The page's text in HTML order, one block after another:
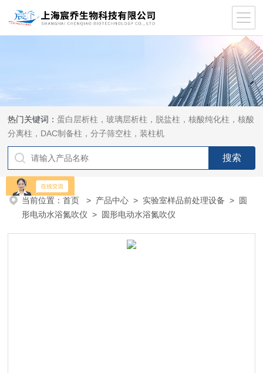
热门关键词：蛋白层析柱，玻璃层析柱，脱盐柱，核酸纯化柱，核酸
分离柱，DAC制备柱，分子筛空柱，装柱机
当前位置：首页 > 产品中心 > 实验室样品前处理设备 > 圆
形电动水浴氮吹仪 > 圆形电动水浴氮吹仪